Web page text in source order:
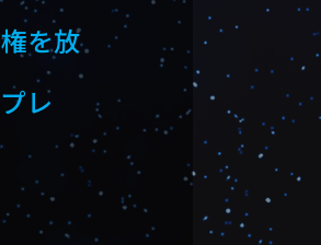
を放
レ